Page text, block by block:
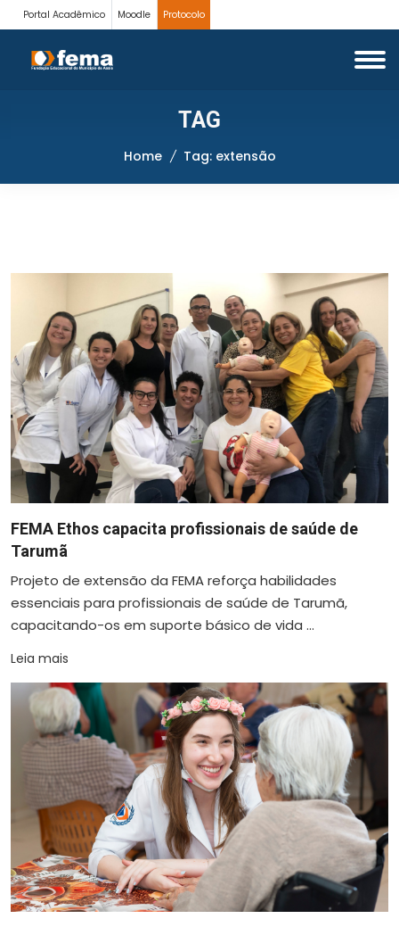
Portal Acadêmico Moodle Protocolo
TAG
Home Tag: extensão
FEMA Ethos capacita profissionais de saúde de
Tarumã
Projeto de extensão da FEMA reforça habilidades
essenciais para profissionais de saúde de Tarumã,
capacitando-os em suporte básico de vida ...
Leia mais